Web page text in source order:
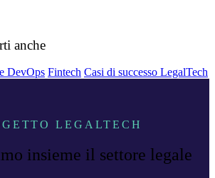
anche
DevOps Fintech Casi di successo LegalTech
LEGALTECH
insieme il settore legale